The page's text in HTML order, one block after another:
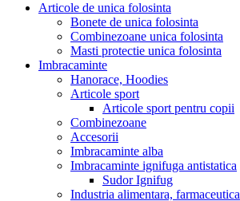
Articole de unica folosinta
Bonete de unica folosinta
Combinezoane unica folosinta
Masti protectie unica folosinta
Imbracaminte
Hanorace, Hoodies
Articole sport
Articole sport pentru copii
Combinezoane
Accesorii
Imbracaminte alba
Imbracaminte ignifuga antistatica
Sudor Ignifug
Industria alimentara, farmaceutica